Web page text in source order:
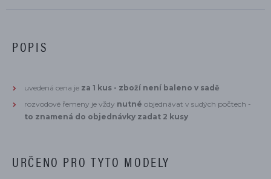
POPIS
uvedená cena je za 1 kus - zboží není baleno v sadě
rozvodové řemeny je vždy nutné objednávat v sudých počtech -
to znamená do objednávky zadat 2 kusy
URČENO PRO TYTO MODELY